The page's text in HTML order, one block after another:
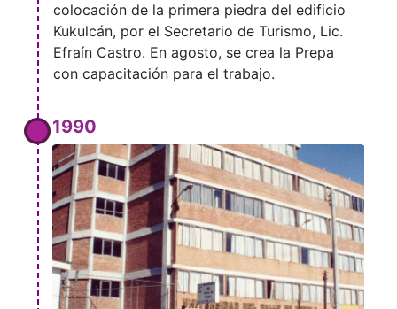
colocación de la primera piedra del edificio
Kukulcán, por el Secretario de Turismo, Lic.
Efraín Castro. En agosto, se crea la Prepa
con capacitación para el trabajo.
1990